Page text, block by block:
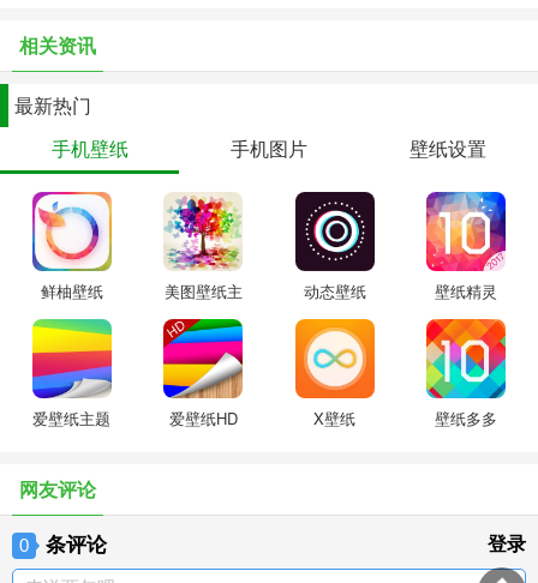
相关资讯
最新热门
手机壁纸
手机图片 壁纸设置
鲜柚壁纸
美图壁纸主
题
动态壁纸 壁纸精灵
爱壁纸主题 爱壁纸HD X壁纸 壁纸多多
网友评论
0 条评论 登录